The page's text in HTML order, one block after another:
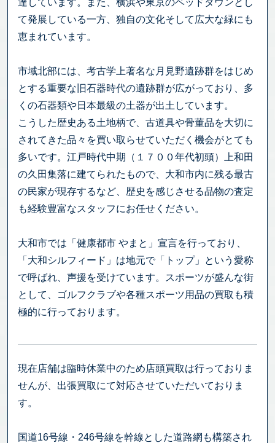
て発展している一方、独自の文化そして広大な緑にも
恵まれています。
市域北部には、考古学上著名な月見野遺跡群をはじめ
とする重要な旧石器時代の遺跡群が広がっており、多
くの石器類や日本最級の土器が出土しています。
こうした歴史ある土地柄で、古道具や骨董品を大切に
されてきた品々を買い取らせていただく機会がとても
多いです。江戸時代中期（１７００年代初頭）上和田
の久田集落に建てられたもので、大和市内に残る最古
の民家が現存するなど、歴史を感じさせる品物の査定
も経験豊富なスタッフにお任せください。
大和市では「健康都市 やまと」宣言を行っており、
「大和シルフィード」は地元で「トップ」という愛称
で呼ばれ、声援を受けています。スポーツが盛んな街
として、ゴルフクラブや各種スポーツ用品の買取も積
極的に行っております。
現在店舗は臨時休業中のため店頭買取は行っておりま
せんが、出張買取にて対応させていただいておりま
す。
国道16号線・246号線を幹線とした道路網も構築され